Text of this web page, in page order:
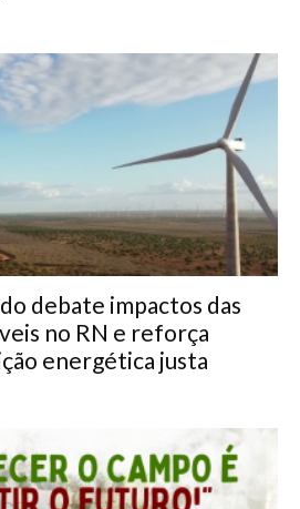
debate impactos das
no RN e reforça
energética justa